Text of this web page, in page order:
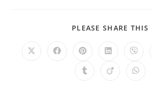
PLEASE SHARE THIS